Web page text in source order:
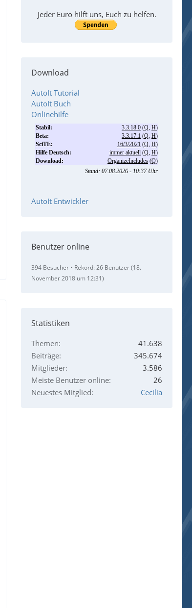
Jeder Euro hilft uns, Euch zu helfen.
Download
AutoIt Tutorial
AutoIt Buch
Onlinehilfe
AutoIt Entwickler
Benutzer online
394 Besucher Rekord: 26 Benutzer (18.
November 2018 um 12:31)
Statistiken
Themen
41.638
Beiträge
345.674
Mitglieder
3.586
Meiste Benutzer online
26
Neuestes Mitglied
Cecilia